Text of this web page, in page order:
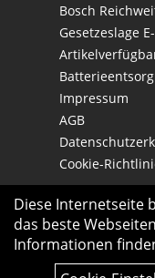
Bosch
Gesetzeslage
Impressum
AGB
Cookie-
Diese Internetseite
das beste
Informationen